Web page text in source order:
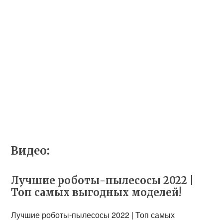
Видео:
Лучшие роботы-пылесосы 2022 |
Топ самых выгодных моделей!
Лучшие роботы-пылесосы 2022 | Топ самых